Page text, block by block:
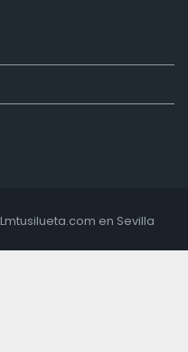
Lmtusilueta.com en Sevilla